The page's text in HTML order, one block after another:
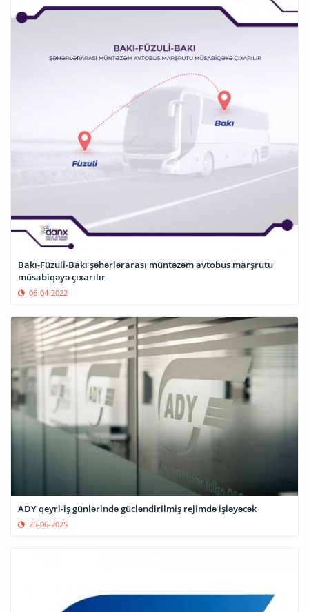
Bakı-Füzuli-Bakı şəhərlərarası müntəzəm avtobus marşrutu
müsabiqəyə çıxarılır
06-04-2022
ADY qeyri-iş günlərində gücləndirilmiş rejimdə işləyəcək
25-06-2025